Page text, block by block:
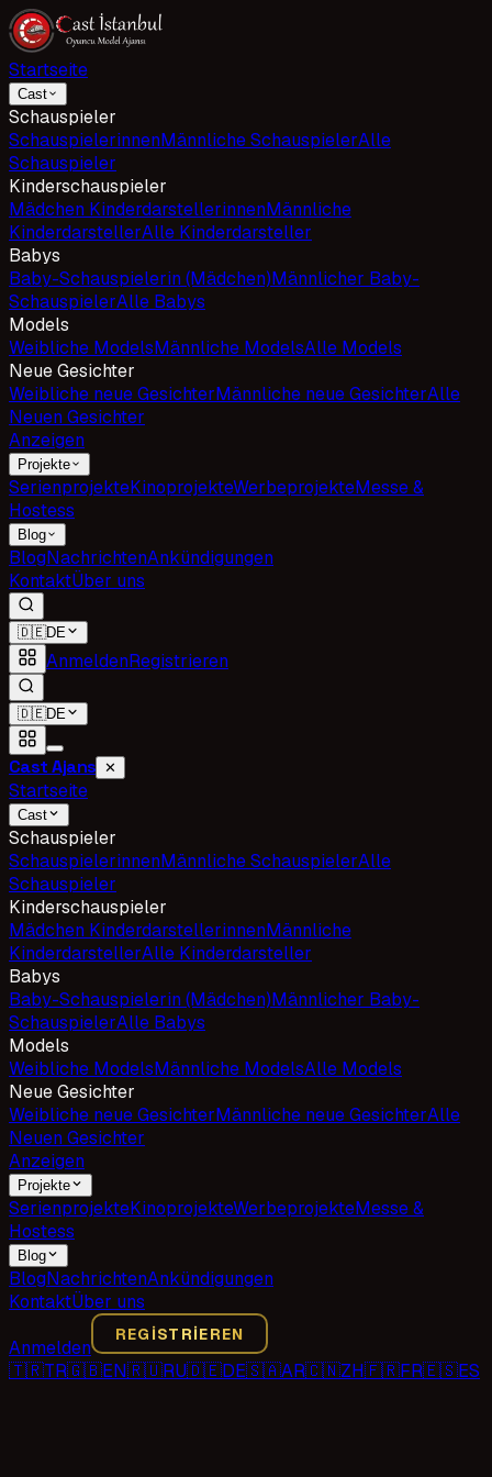
Startseite
Cast
Schauspieler
SchauspielerinnenMännliche SchauspielerAlle
Schauspieler
Kinderschauspieler
Mädchen KinderdarstellerinnenMännliche
KinderdarstellerAlle Kinderdarsteller
Babys
Baby-Schauspielerin (Mädchen)Männlicher Baby-
SchauspielerAlle Babys
Models
Weibliche ModelsMännliche ModelsAlle Models
Neue Gesichter
Weibliche neue GesichterMännliche neue GesichterAlle
Neuen Gesichter
Anzeigen
Projekte
SerienprojekteKinoprojekteWerbeprojekteMesse &
Hostess
Blog
BlogNachrichtenAnkündigungen
KontaktÜber uns
🇩🇪DE
AnmeldenRegistrieren
🇩🇪DE
Cast Ajans ✕
Startseite
Cast
Schauspieler
SchauspielerinnenMännliche SchauspielerAlle
Schauspieler
Kinderschauspieler
Mädchen KinderdarstellerinnenMännliche
KinderdarstellerAlle Kinderdarsteller
Babys
Baby-Schauspielerin (Mädchen)Männlicher Baby-
SchauspielerAlle Babys
Models
Weibliche ModelsMännliche ModelsAlle Models
Neue Gesichter
Weibliche neue GesichterMännliche neue GesichterAlle
Neuen Gesichter
Anzeigen
Projekte
SerienprojekteKinoprojekteWerbeprojekteMesse &
Hostess
Blog
BlogNachrichtenAnkündigungen
KontaktÜber uns
Anmelden
REGISTRIEREN
🇹🇷TR🇬🇧EN🇷🇺RU🇩🇪DE🇸🇦AR🇨🇳ZH🇫🇷FR🇪🇸ES